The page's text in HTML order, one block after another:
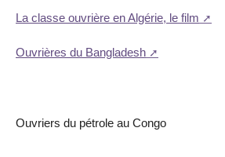
La classe ouvrière en Algérie, le film
Ouvrières du Bangladesh
Ouvriers du pétrole au Congo